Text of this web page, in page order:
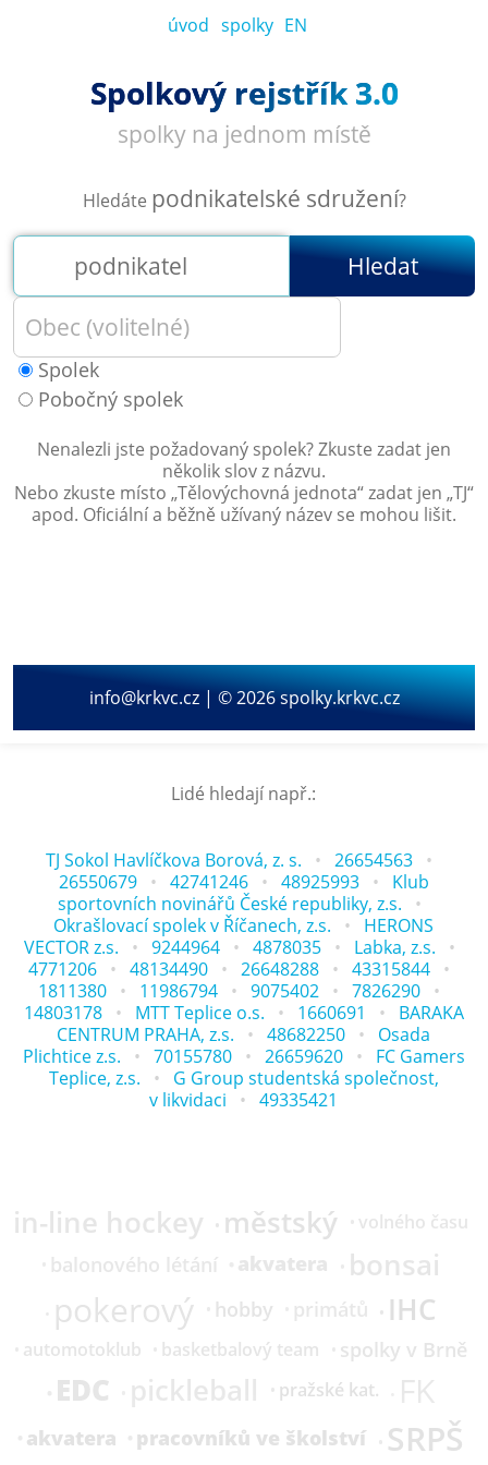
úvod spolky EN
Spolkový rejstřík 3.0
spolky na jednom místě
Hledáte podnikatelské sdružení?
Hledat
Spolek
Pobočný spolek
Nenalezli jste požadovaný spolek? Zkuste zadat jen
několik slov z názvu.
Nebo zkuste místo „Tělovýchovná jednota“ zadat jen „TJ“
apod. Oficiální a běžně užívaný název se mohou lišit.
info@krkvc.cz | © 2026 spolky.krkvc.cz
Lidé hledají např.:
TJ Sokol Havlíčkova Borová, z. s.
26654563
26550679
42741246 48925993
Klub
sportovních novinářů České republiky, z.s.
Okrašlovací spolek v Říčanech, z.s.
HERONS
VECTOR z.s.
9244964 4878035
Labka, z.s.
4771206
48134490 26648288
43315844
1811380
11986794 9075402
7826290
14803178
MTT Teplice o.s. 1660691
BARAKA
CENTRUM PRAHA, z.s.
48682250
Osada
Plichtice z.s.
70155780 26659620
FC Gamers
Teplice, z.s.
G Group studentská společnost,
v likvidaci
49335421
in-line hockey městský volného času
balonového létání akvatera bonsai
pokerový hobby primátů IHC
automotoklub basketbalový team spolky v Brně
EDC pražské kat.
akvatera pracovníků ve školství
SRPŠ